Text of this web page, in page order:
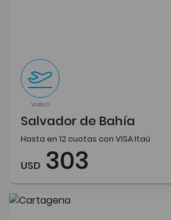
VUELO
Salvador de Bahía
Hasta en 12 cuotas con VISA Itaú
USD 303